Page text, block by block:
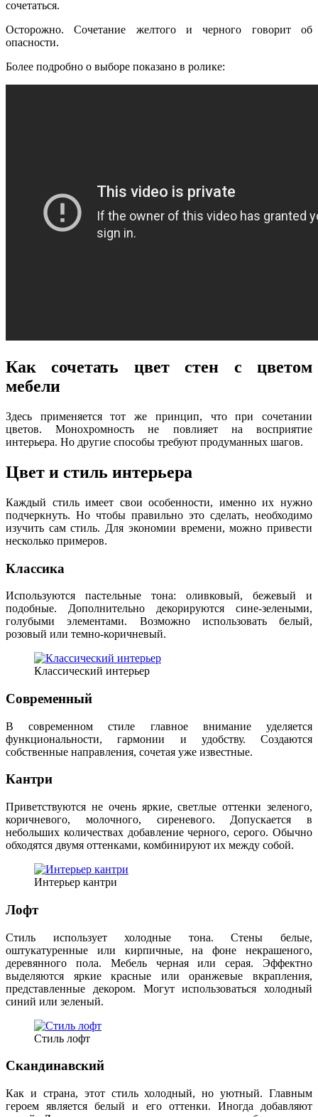
сочетаться.
Осторожно. Сочетание желтого и черного говорит об
опасности.
Более подробно о выборе показано в ролике:
Как сочетать цвет стен с цветом
мебели
Здесь применяется тот же принцип, что при сочетании
цветов. Монохромность не повлияет на восприятие
интерьера. Но другие способы требуют продуманных шагов.
Цвет и стиль интерьера
Каждый стиль имеет свои особенности, именно их нужно
подчеркнуть. Но чтобы правильно это сделать, необходимо
изучить сам стиль. Для экономии времени, можно привести
несколько примеров.
Классика
Используются пастельные тона: оливковый, бежевый и
подобные. Дополнительно декорируются сине-зелеными,
голубыми элементами. Возможно использовать белый,
розовый или темно-коричневый.
Классический интерьер
Современный
В современном стиле главное внимание уделяется
функциональности, гармонии и удобству. Создаются
собственные направления, сочетая уже известные.
Кантри
Приветствуются не очень яркие, светлые оттенки зеленого,
коричневого, молочного, сиреневого. Допускается в
небольших количествах добавление черного, серого. Обычно
обходятся двумя оттенками, комбинируют их между собой.
Интерьер кантри
Лофт
Стиль использует холодные тона. Стены белые,
оштукатуренные или кирпичные, на фоне некрашеного,
деревянного пола. Мебель черная или серая. Эффектно
выделяются яркие красные или оранжевые вкрапления,
представленные декором. Могут использоваться холодный
синий или зеленый.
Стиль лофт
Скандинавский
Как и страна, этот стиль холодный, но уютный. Главным
героем является белый и его оттенки. Иногда добавляют